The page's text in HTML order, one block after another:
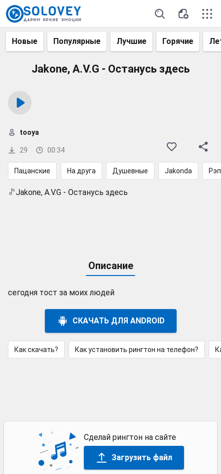
Новые Популярные Лучшие Горячие
Jakone, A.V.G - Останусь здесь
29 00:34
tooya
Пацанские На друга Душевные Jakonda Рэп
Jakone, A.V.G - Останусь здесь
Описание
сегодня тост за моих людей
СКАЧАТЬ ДЛЯ ANDROID
Как скачать? Как установить рингтон на телефон?
Сделай рингтон на сайте
Загрузить файл